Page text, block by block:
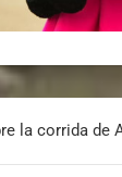
la corrida